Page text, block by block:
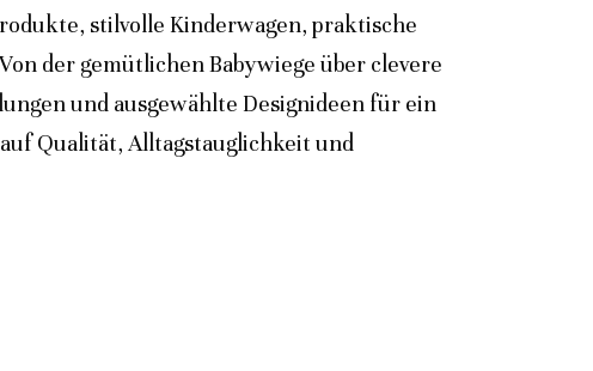
stilvolle Kinderwagen, praktische
der gemütlichen Babywiege über clevere
und ausgewählte Designideen für ein
Qualität, Alltagstauglichkeit und